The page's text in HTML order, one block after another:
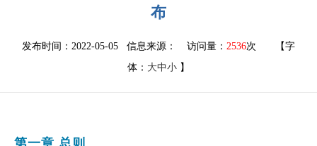
布
发布时间：2022-05-05 信息来源： 访问量： 2536次
【字
体： 大中小 】
第一章 总则